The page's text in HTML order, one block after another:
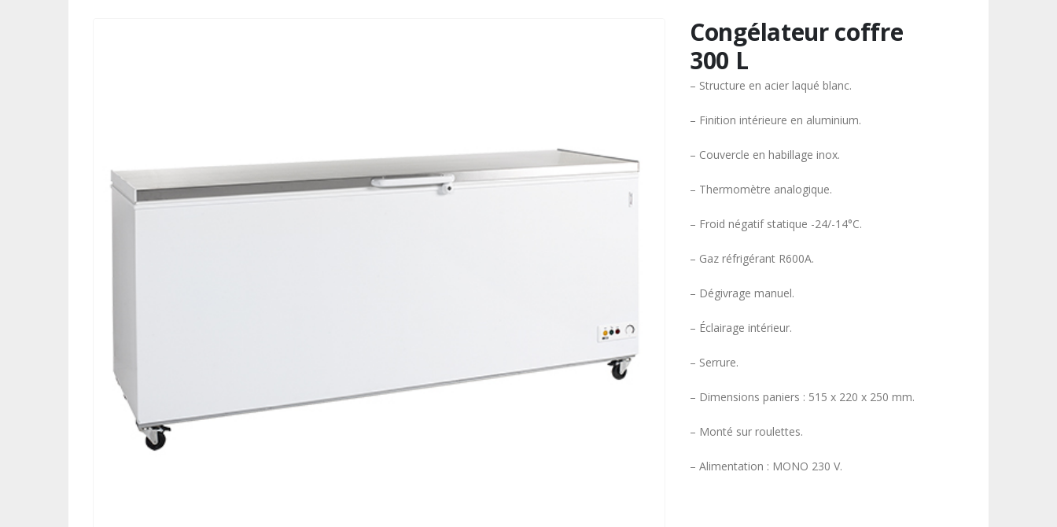
Congélateur coffre
300 L
– Structure en acier laqué blanc.
– Finition intérieure en aluminium.
– Couvercle en habillage inox.
– Thermomètre analogique.
– Froid négatif statique -24/-14°C.
– Gaz réfrigérant R600A.
– Dégivrage manuel.
– Éclairage intérieur.
– Serrure.
– Dimensions paniers : 515 x 220 x 250 mm.
– Monté sur roulettes.
– Alimentation : MONO 230 V.